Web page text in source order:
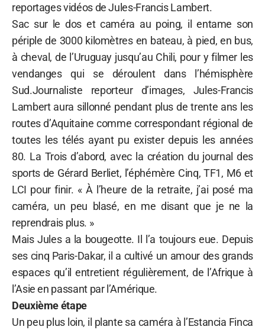
reportages vidéos de Jules-Francis Lambert.
Sac sur le dos et caméra au poing, il entame son
périple de 3000 kilomètres en bateau, à pied, en bus,
à cheval, de l’Uruguay jusqu’au Chili, pour y filmer les
vendanges qui se déroulent dans l’hémisphère
Sud.Journaliste reporteur d’images, Jules-Francis
Lambert aura sillonné pendant plus de trente ans les
routes d’Aquitaine comme correspondant régional de
toutes les télés ayant pu exister depuis les années
80. La Trois d’abord, avec la création du journal des
sports de Gérard Berliet, l’éphémère Cinq, TF1, M6 et
LCI pour finir. « À l’heure de la retraite, j’ai posé ma
caméra, un peu blasé, en me disant que je ne la
reprendrais plus. »
Mais Jules a la bougeotte. Il l’a toujours eue. Depuis
ses cinq Paris-Dakar, il a cultivé un amour des grands
espaces qu’il entretient régulièrement, de l’Afrique à
l’Asie en passant par l’Amérique.
Deuxième étape
Un peu plus loin, il plante sa caméra à l’Estancia Finca